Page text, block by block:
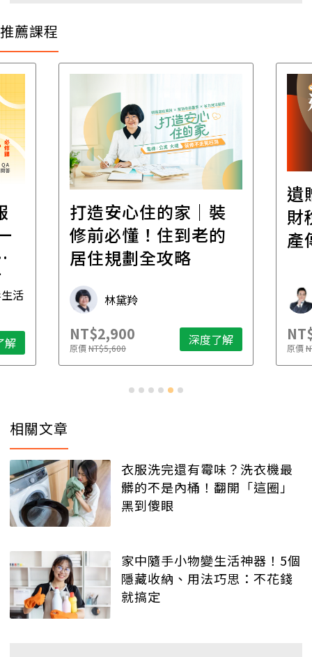
推薦課程
活
解
打造安心住的家｜裝
修前必懂！住到老的
居住規劃全攻略
林黛羚
NT$2,900
原價NT$5,600 深度了解
遺
財
產
原價
相關文章
衣服洗完還有霉味？洗衣機最
髒的不是內桶！翻開「這圈」
黑到傻眼
家中隨手小物變生活神器！5個
隱藏收納、用法巧思：不花錢
就搞定